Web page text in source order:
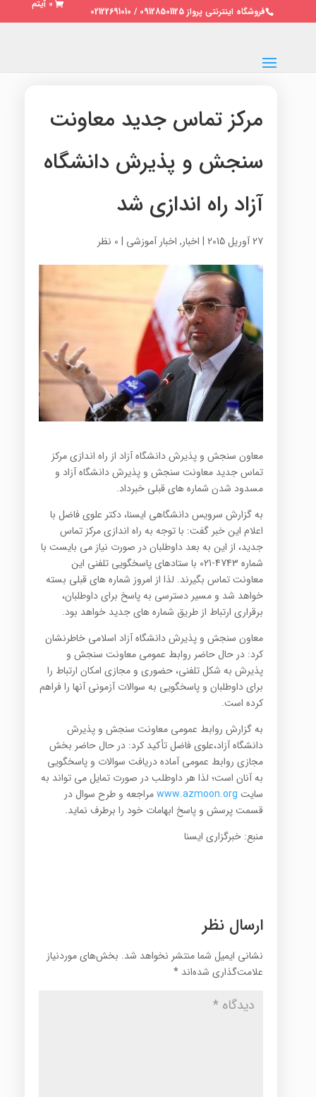
فروشگاه اینترنتی پرواز 09128501125 / 02122691010
0 آیتم
مرکز تماس جدید معاونت
سنجش و پذیرش دانشگاه
آزاد راه اندازی شد
27 آوریل 2015 | اخبار, اخبار آموزشی | 0 نظر
معاون سنجش و پذیرش دانشگاه آزاد از راه اندازی مرکز
تماس جدید معاونت سنجش و پذیرش دانشگاه آزاد و
مسدود شدن شماره های قبلی خبرداد.
به گزارش سرویس دانشگاهی ایسنا، دکتر علوی فاضل با
اعلام این خبر گفت: با توجه به راه اندازی مرکز تماس
جدید، از این به بعد داوطلبان در صورت نیاز می بایست با
شماره 4743-021 با ستادهای پاسخگویی تلفنی این
معاونت تماس بگیرند. لذا از امروز شماره های قبلی بسته
خواهد شد و مسیر دسترسی به پاسخ برای داوطلبان،
برقراری ارتباط از طریق شماره های جدید خواهد بود.
معاون سنجش و پذیرش دانشگاه آزاد اسلامی خاطرنشان
کرد: در حال حاضر روابط عمومی معاونت سنجش و
پذیرش به شکل تلفنی، حضوری و مجازی امکان ارتباط را
برای داوطلبان و پاسخگویی به سوالات آزمونی آنها را فراهم
کرده است.
به گزارش روابط عمومی معاونت سنجش و پذیرش
دانشگاه آزاد،علوی فاضل تأکید کرد: در حال حاضر بخش
مجازی روابط عمومی آماده دریافت سوالات و پاسخگویی
به آنان است؛ لذا هر داوطلب در صورت تمایل می تواند به
سایت www.azmoon.orgمراجعه و طرح سوال در
قسمت پرسش و پاسخ ابهامات خود را برطرف نماید.
منبع: خبرگزاری ایسنا
ارسال نظر
نشانی ایمیل شما منتشر نخواهد شد. بخش‌های موردنیاز
علامت‌گذاری شده‌اند *